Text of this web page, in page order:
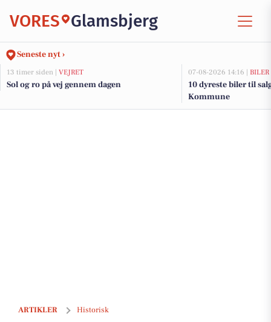
VORES Glamsbjerg
Seneste nyt ›
13 timer siden | VEJRET
Sol og ro på vej gennem dagen
07-08-2026 14:16 | BILER
10 dyreste biler til
Kommune
ARTIKLER Historisk
Derfor fejrer vi fastelavn